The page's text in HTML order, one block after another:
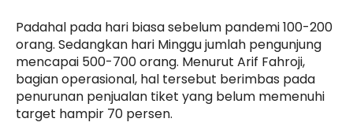
Padahal pada hari biasa sebelum pandemi 100-200
orang. Sedangkan hari Minggu jumlah pengunjung
mencapai 500-700 orang. Menurut Arif Fahroji,
bagian operasional, hal tersebut berimbas pada
penurunan penjualan tiket yang belum memenuhi
target hampir 70 persen.